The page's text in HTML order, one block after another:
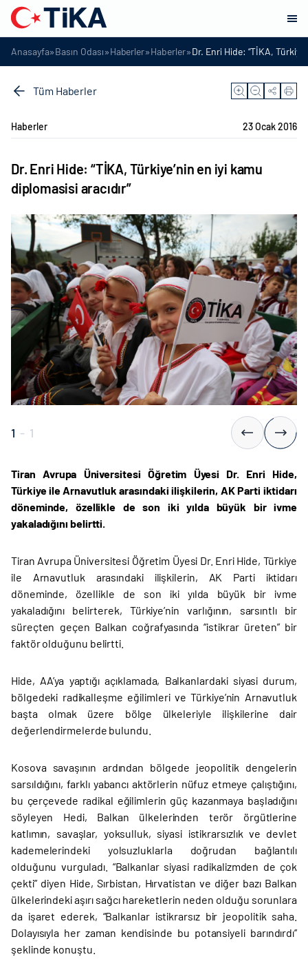
Anasayfa»Basın Odası»Haberler»Haberler»Dr. Enri Hide: “TİKA,
Tüm Haberler
Haberler 23 Ocak 2016
Dr. Enri Hide: “TİKA, Türkiye’nin en iyi kamu
diplomasisi aracıdır”
1 - 1
Tiran Avrupa Üniversitesi Öğretim Üyesi Dr. Enri Hide,
Türkiye ile Arnavutluk arasındaki ilişkilerin, AK Parti iktidarı
döneminde, özellikle de son iki yılda büyük bir ivme
yakaladığını belirtti.
Tiran Avrupa Üniversitesi Öğretim Üyesi Dr. Enri Hide, Türkiye
ile Arnavutluk arasındaki ilişkilerin, AK Parti iktidarı
döneminde, özellikle de son iki yılda büyük bir ivme
yakaladığını belirterek, Türkiye’nin varlığının, sarsıntlı bir
süreçten geçen Balkan coğrafyasında “istikrar üreten” bir
faktör olduğunu belirtti.
Hide, AA’ya yaptığı açıklamada, Balkanlardaki siyasi durum,
bölgedeki radikalleşme eğilimleri ve Türkiye’nin Arnavutluk
başta olmak üzere bölge ülkeleriyle ilişkilerine dair
değerlendirmelerde bulundu.
Kosova savaşının ardından bölgede jeopolitik dengelerin
sarsıldığını, farklı yabancı aktörlerin nüfuz etmeye çalıştığını,
bu çerçevede radikal eğilimlerin güç kazanmaya başladığını
söyleyen Hedi, Balkan ülkelerinden terör örgütlerine
katlımın, savaşlar, yoksulluk, siyasi istikrarsızlık ve devlet
kademelerindeki yolsuzluklarla doğrudan bağlantılı
olduğunu vurguladı. “Balkanlar siyasi radikalizmden de çok
çekti” diyen Hide, Sırbistan, Hırvatistan ve diğer bazı Balkan
ülkelerindeki aşırı sağcı hareketlerin neden olduğu sorunlara
da işaret ederek, “Balkanlar istikrarsız bir jeopolitik saha.
Dolayısıyla her zaman kendisinde bu potansiyeli barındırdı’’
şeklinde konuştu.